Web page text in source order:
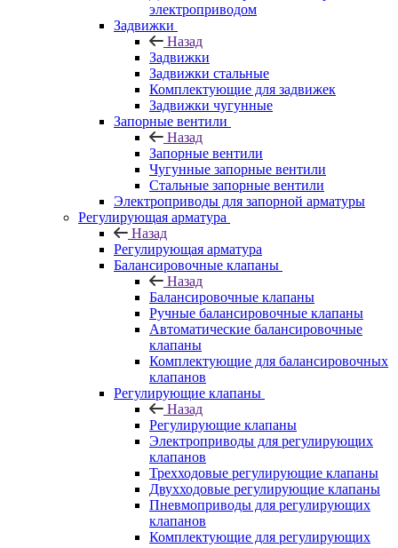
электроприводом
Задвижки
Назад
Задвижки
Задвижки стальные
Комплектующие для задвижек
Задвижки чугунные
Запорные вентили
Назад
Запорные вентили
Чугунные запорные вентили
Стальные запорные вентили
Электроприводы для запорной арматуры
Регулирующая арматура
Назад
Регулирующая арматура
Балансировочные клапаны
Назад
Балансировочные клапаны
Ручные балансировочные клапаны
Автоматические балансировочные
клапаны
Комплектующие для балансировочных
клапанов
Регулирующие клапаны
Назад
Регулирующие клапаны
Электроприводы для регулирующих
клапанов
Трехходовые регулирующие клапаны
Двухходовые регулирующие клапаны
Пневмоприводы для регулирующих
клапанов
Комплектующие для регулирующих